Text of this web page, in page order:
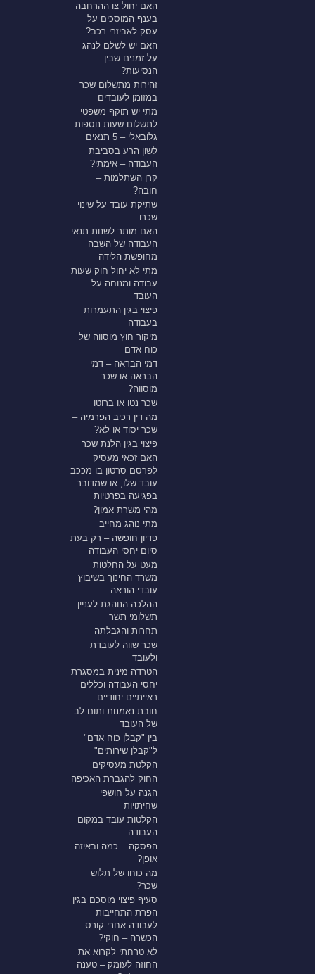
האם יחול צו ההרחבה
בענף המוסכים על
עסק לאביזרי רכב?
האם יש לשלם לנהג
על זמנים שבין
הנסיעות?
זהירות מתשלום שכר
במזומן לעובדים
מתי יש תוקף משפטי
לתשלום שעות נוספות
גלובאלי – 5 תנאים
לשון הרע בסביבת
העבודה – אימתי?
קרן השתלמות –
חובה?
שתיקת עובד על שינוי
שכרו
האם מותר לשנות תנאי
העבודה של השבה
מחופשת הלידה
מתי לא יחול חוק שעות
עבודה ומנוחה על
העובד
פיצוי בגין התעמרות
בעבודה
מיקור חוץ מוסווה של
כוח אדם
דמי הבראה – דמי
הבראה או שכר
מוסווה?
שכר נטו או ברוטו
מה דין רכיב הפרמיה –
שכר יסוד או לא?
פיצוי בגין הלנת שכר
האם זכאי מעסיק
לפרסם סרטון בו מככב
עובד שלו, או שמדובר
בפגיעה בפרטיות
מהי משרת אמון?
מתי נוהג מחייב
פדיון חופשה – רק בעת
סיום יחסי העבודה
מעט על החלטות
משרד החינוך בשיבוץ
עובדי הוראה
ההלכה הנוהגת לעניין
תשלומי תשר
תחרות והגבלתה
שכר שווה לעובדת
ולעובד
הטרדה מינית במסגרת
יחסי העבודה וכללים
ראייתיים יחודיים
חובת נאמנות ותום לב
של העובד
בין "קבלן כוח אדם"
ל"קבלן שירותים"
הקלטת מעסיקים
החוק להגברת האכיפה
הגנה על חושפי
שחיתויות
הקלטות עובד במקום
העבודה
הפסקה – כמה ובאיזה
אופן?
מה כוחו של תלוש
שכר?
סעיף פיצוי מוסכם בגין
הפרת התחייבות
לעבודה אחרי קורס
הכשרה – חוקי?
לא טרחתי לקרוא את
החוזה לעומק – טענה